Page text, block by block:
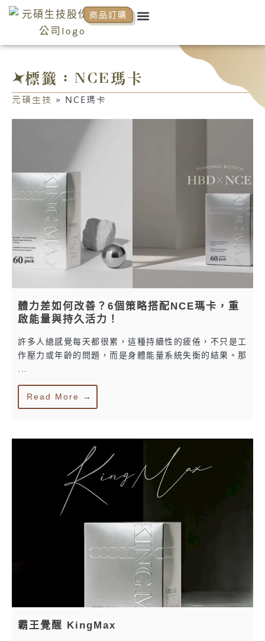
跳
Menu
商品訂購
標籤：NCE瑪卡
元碩生技 » NCE瑪卡
體力差如何改善？6個策略搭配NCE瑪卡，重
啟能量與持久活力！
許多人總感覺每天都很累，這種持續性的疲倦，不只是工
作壓力或年齡的問題，而是身體能量系統失衡的結果。那
Read More →
霸王覺醒 KingMax